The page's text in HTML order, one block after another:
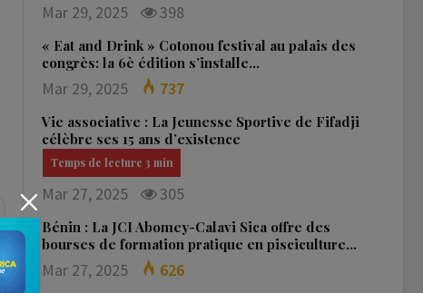
Mar 29, 2025 398
« Eat and Drink » Cotonou festival au palais des
congrès: la 6è édition s’installe…
Mar 29, 2025 737
Vie associative : La Jeunesse Sportive de Fifadji
célèbre ses 15 ans d’existence
Mar 27, 2025 305
Bénin : La JCI Abomey-Calavi Sica offre des
bourses de formation pratique en pisciculture…
Mar 27, 2025 626